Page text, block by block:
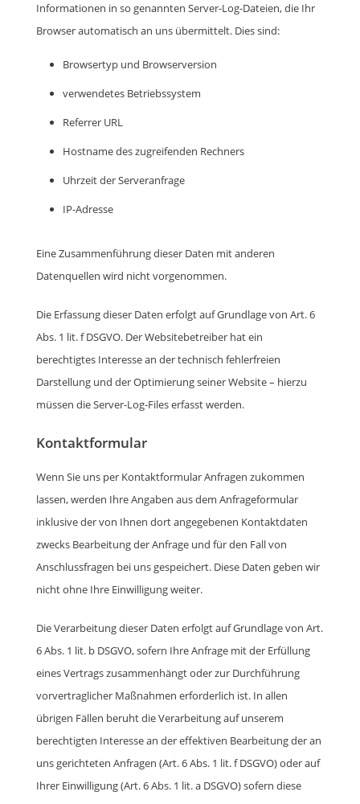
Informationen in so genannten Server-Log-Dateien, die Ihr
Browser automatisch an uns übermittelt. Dies sind:
Browsertyp und Browserversion
verwendetes Betriebssystem
Referrer URL
Hostname des zugreifenden Rechners
Uhrzeit der Serveranfrage
IP-Adresse
Eine Zusammenführung dieser Daten mit anderen
Datenquellen wird nicht vorgenommen.
Die Erfassung dieser Daten erfolgt auf Grundlage von Art. 6
Abs. 1 lit. f DSGVO. Der Websitebetreiber hat ein
berechtigtes Interesse an der technisch fehlerfreien
Darstellung und der Optimierung seiner Website – hierzu
müssen die Server-Log-Files erfasst werden.
Kontaktformular
Wenn Sie uns per Kontaktformular Anfragen zukommen
lassen, werden Ihre Angaben aus dem Anfrageformular
inklusive der von Ihnen dort angegebenen Kontaktdaten
zwecks Bearbeitung der Anfrage und für den Fall von
Anschlussfragen bei uns gespeichert. Diese Daten geben wir
nicht ohne Ihre Einwilligung weiter.
Die Verarbeitung dieser Daten erfolgt auf Grundlage von Art.
6 Abs. 1 lit. b DSGVO, sofern Ihre Anfrage mit der Erfüllung
eines Vertrags zusammenhängt oder zur Durchführung
vorvertraglicher Maßnahmen erforderlich ist. In allen
übrigen Fällen beruht die Verarbeitung auf unserem
berechtigten Interesse an der effektiven Bearbeitung der an
uns gerichteten Anfragen (Art. 6 Abs. 1 lit. f DSGVO) oder auf
Ihrer Einwilligung (Art. 6 Abs. 1 lit. a DSGVO) sofern diese